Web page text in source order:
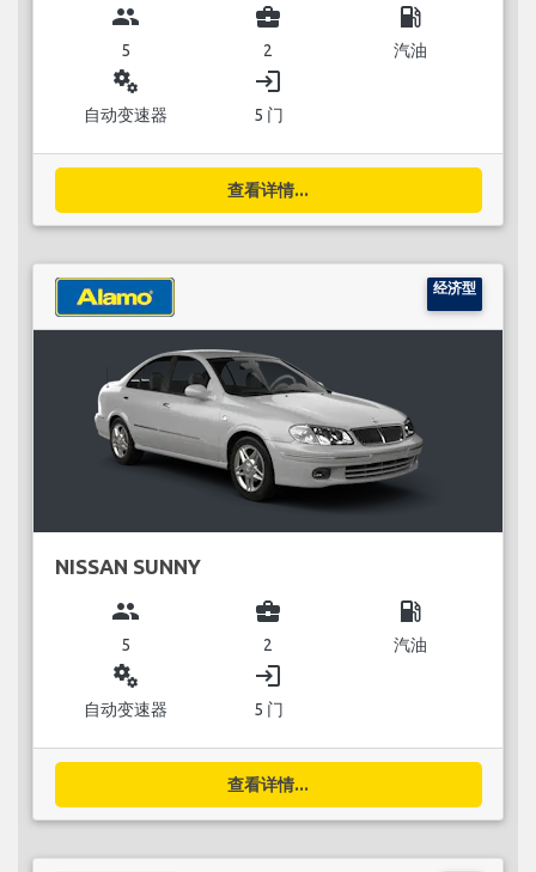
group
5
business_center
2
local_gas_station
汽油
miscellaneous_services
自动变速器
login
5 门
查看详情...
经济型
NISSAN SUNNY
group
5
business_center
2
local_gas_station
汽油
miscellaneous_services
自动变速器
login
5 门
查看详情...